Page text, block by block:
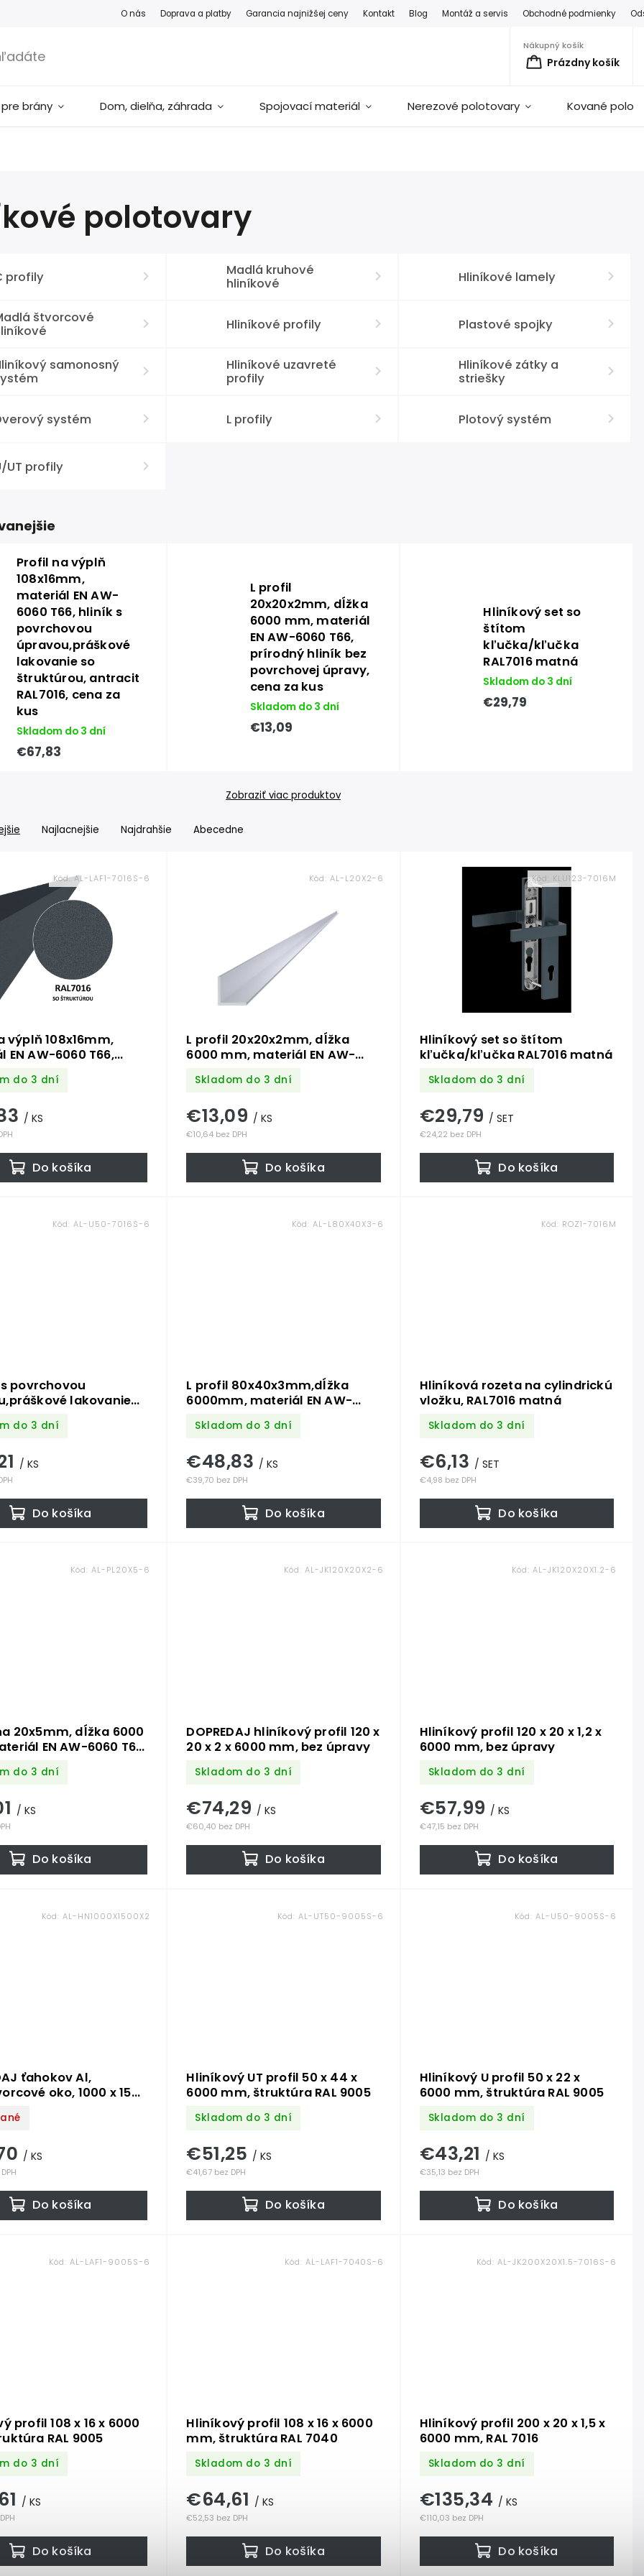
O nás Doprava a platby Garancia najnižšej ceny Kontakt Blog Montáž a servis Obchodné podmienky
Nákupný košík
Prázdny košík
brány Dom, dielňa, záhrada Spojovací materiál Nerezové polotovary Kované
polotovary
profily
Madlá kruhové
hliníkové
Hliníkové lamely
štvorcové
Hliníkové profily Plastové spojky
samonosný
Hliníkové uzavreté
profily
Hliníkové zátky a
striešky
systém L profily Plotový systém
UT profily
Profil na výplň
108x16mm,
materiál EN AW-
6060 T66, hliník s
povrchovou
úpravou,práškové
lakovanie so
štruktúrou, antracit
RAL7016, cena za
kus
Skladom do 3 dní
€67,83
L profil
20x20x2mm, dĺžka
6000 mm, materiál
EN AW-6060 T66,
prírodný hliník bez
povrchovej úpravy,
cena za kus
Skladom do 3 dní
€13,09
Hliníkový set so
štítom
kľučka/kľučka
RAL7016 matná
Skladom do 3 dní
€29,79
Zobraziť viac produktov
Najlacnejšie Najdrahšie Abecedne
výplň 108x16mm,
EN AW-6060 T66,
lakovanie
cena za kus
do 3 dní
/ KS
Do košíka
Kód:AL-LAF1-7016S-6
L profil 20x20x2mm, dĺžka
6000 mm, materiál EN AW-
povrchovej úpravy, cena za
Skladom do 3 dní
€10,64 bez DPH
€13,09 / KS
Do košíka
Kód: AL-L20X2-6
Hliníkový set so štítom
kľučka/kľučka RAL7016 matná
Skladom do 3 dní
€24,22 bez DPH
€29,79/ SET
Do košíka
Kód: KLU123-7016M
povrchovou
lakovanie
50x22mm, materiál EN
do 3 dní
/ KS
Do košíka
Kód:AL-U50-7016S-6
L profil 80x40x3mm,dĺžka
6000mm, materiál EN AW-
povrchovej úpravy, cena za
Skladom do 3 dní
€39,70 bez DPH
€48,83 / KS
Do košíka
Kód: AL-L80X40X3-6
Hliníková rozeta na cylindrickú
vložku, RAL7016 matná
Skladom do 3 dní
€4,98 bez DPH
€6,13 / SET
Do košíka
Kód: ROZ1-7016M
20x5mm, dĺžka 6000
EN AW-6060 T66,
cena za kus
do 3 dní
/ KS
Do košíka
Kód:AL-PL20X5-6
DOPREDAJ hliníkový profil 120 x
20 x 2 x 6000 mm, bez úpravy
Skladom do 3 dní
€60,40 bez DPH
€74,29 / KS
Do košíka
Kód: AL-JK120X20X2-6
Hliníkový profil 120 x 20 x 1,2 x
6000 mm, bez úpravy
Skladom do 3 dní
€47,15 bez DPH
€57,99 / KS
Do košíka
Kód: AL-JK120X20X1.2-6
ťahokov Al,
oko, 1000 x 1500
/ KS
Do košíka
Kód:AL-HN1000X1500X2
Hliníkový UT profil 50 x 44 x
6000 mm, štruktúra RAL 9005
Skladom do 3 dní
€41,67 bez DPH
€51,25 / KS
Do košíka
Kód: AL-UT50-9005S-6
Hliníkový U profil 50 x 22 x
6000 mm, štruktúra RAL 9005
Skladom do 3 dní
€35,13 bez DPH
€43,21 / KS
Do košíka
Kód: AL-U50-9005S-6
profil 108 x 16 x 6000
RAL 9005
do 3 dní
/ KS
Do košíka
Kód:AL-LAF1-9005S-6
Hliníkový profil 108 x 16 x 6000
mm, štruktúra RAL 7040
Skladom do 3 dní
€52,53 bez DPH
€64,61 / KS
Do košíka
Kód: AL-LAF1-7040S-6
Hliníkový profil 200 x 20 x 1,5 x
6000 mm, RAL 7016
Skladom do 3 dní
€110,03 bez DPH
€135,34 / KS
Do košíka
Kód: AL-JK200X20X1.5-7016S-6